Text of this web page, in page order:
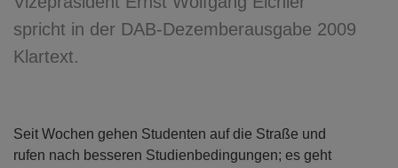
spricht in der DAB-Dezemberausgabe 2009
Klartext.
Seit Wochen gehen Studenten auf die Straße und
rufen nach besseren Studienbedingungen; es geht